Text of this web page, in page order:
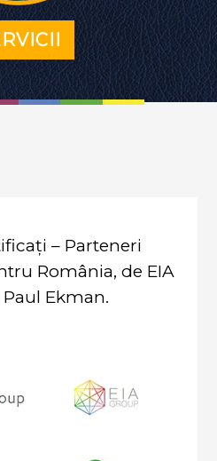
– Parteneri
România, de EIA
Ekman.